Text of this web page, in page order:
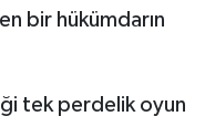
bir hükümdarın
tek perdelik oyun